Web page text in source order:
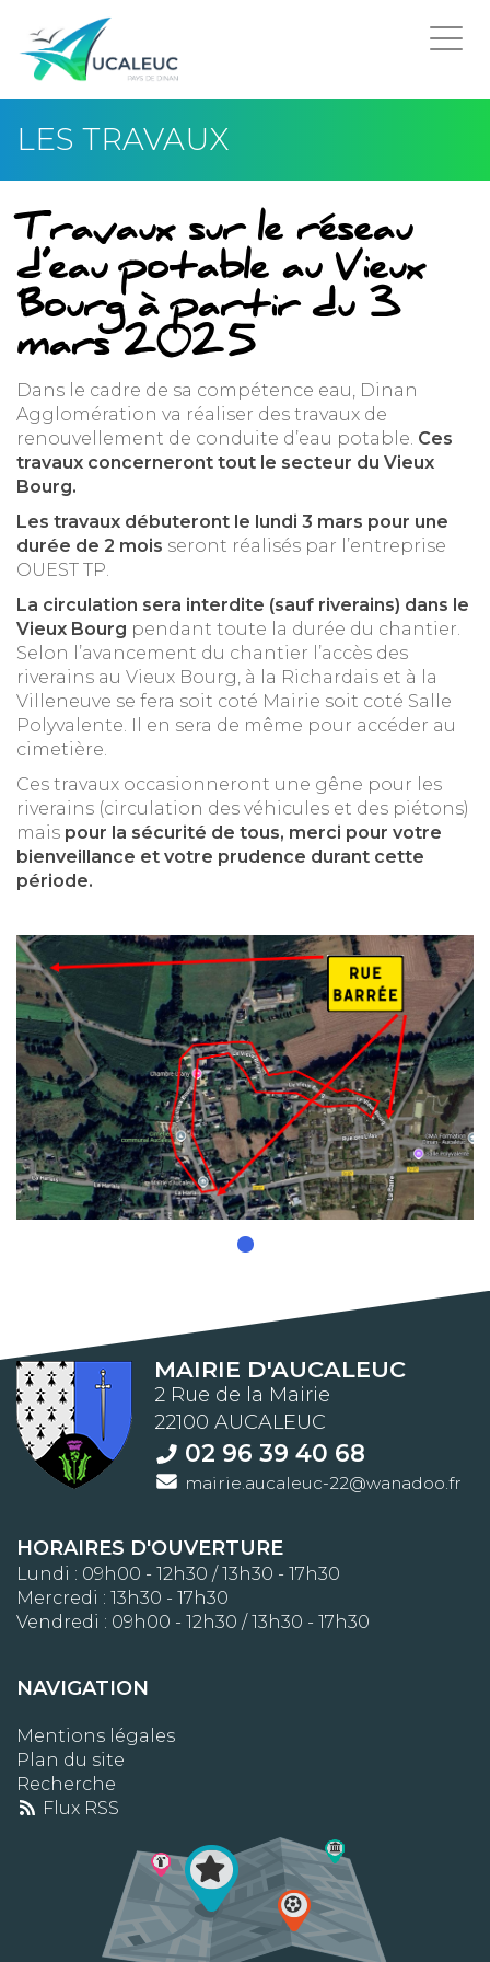
LES TRAVAUX
Travaux sur le réseau
d’eau potable au Vieux
Bourg à partir du 3
mars 2025
Dans le cadre de sa compétence eau, Dinan
Agglomération va réaliser des travaux de
renouvellement de conduite d’eau potable. Ces
travaux concerneront tout le secteur du Vieux
Bourg.
Les travaux débuteront le lundi 3 mars pour une
durée de 2 mois seront réalisés par l’entreprise
OUEST TP.
La circulation sera interdite (sauf riverains) dans le
Vieux Bourg pendant toute la durée du chantier.
Selon l’avancement du chantier l’accès des
riverains au Vieux Bourg, à la Richardais et à la
Villeneuve se fera soit coté Mairie soit coté Salle
Polyvalente. Il en sera de même pour accéder au
cimetière.
Ces travaux occasionneront une gêne pour les
riverains (circulation des véhicules et des piétons)
mais pour la sécurité de tous, merci pour votre
bienveillance et votre prudence durant cette
période.
MAIRIE D'AUCALEUC
2 Rue de la Mairie
22100 AUCALEUC
02 96 39 40 68
mairie.aucaleuc-22@wanadoo.fr
HORAIRES D'OUVERTURE
Lundi : 09h00 - 12h30 / 13h30 - 17h30
Mercredi : 13h30 - 17h30
Vendredi : 09h00 - 12h30 / 13h30 - 17h30
NAVIGATION
Mentions légales
Plan du site
Recherche
Flux RSS